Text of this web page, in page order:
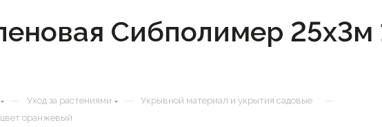
Сибполимер 25х3м
— Уход за растениями — Укрывной материал и укрытия садовые —
оранжевый